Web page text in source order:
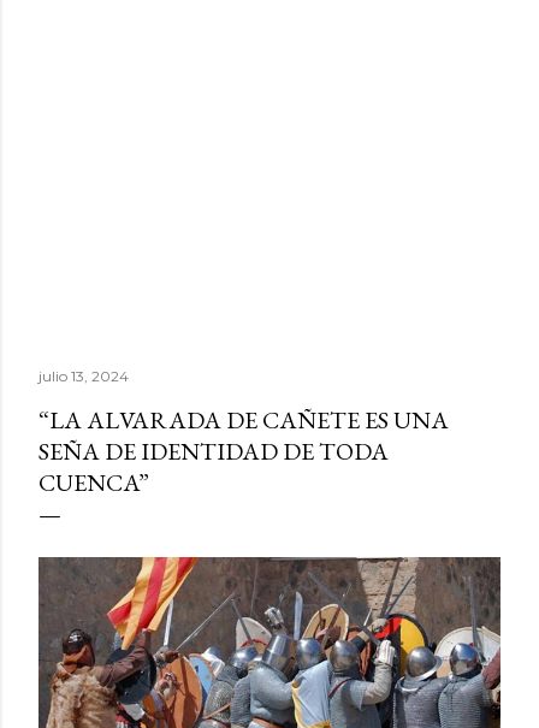
julio 13, 2024
“LA ALVARADA DE CAÑETE ES UNA
SEÑA DE IDENTIDAD DE TODA
CUENCA”